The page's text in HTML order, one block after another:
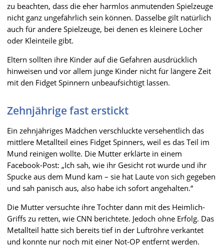
zu beachten, dass die eher harmlos anmutenden Spielzeuge
nicht ganz ungefährlich sein können. Dasselbe gilt natürlich
auch für andere Spielzeuge, bei denen es kleinere Löcher
oder Kleinteile gibt.
Eltern sollten ihre Kinder auf die Gefahren ausdrücklich
hinweisen und vor allem junge Kinder nicht für längere Zeit
mit den Fidget Spinnern unbeaufsichtigt lassen.
Zehnjährige fast erstickt
Ein zehnjähriges Mädchen verschluckte versehentlich das
mittlere Metallteil eines Fidget Spinners, weil es das Teil im
Mund reinigen wollte. Die Mutter erklärte in einem
Facebook-Post: „Ich sah, wie ihr Gesicht rot wurde und ihr
Spucke aus dem Mund kam – sie hat Laute von sich gegeben
und sah panisch aus, also habe ich sofort angehalten.“
Die Mutter versuchte ihre Tochter dann mit des Heimlich-
Griffs zu retten, wie CNN berichtete. Jedoch ohne Erfolg. Das
Metallteil hatte sich bereits tief in der Luftröhre verkantet
und konnte nur noch mit einer Not-OP entfernt werden.